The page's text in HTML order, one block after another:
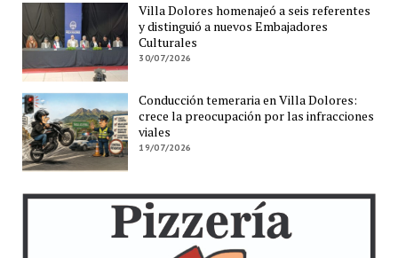
Villa Dolores homenajeó a seis referentes
y distinguió a nuevos Embajadores
Culturales
30/07/2026
Conducción temeraria en Villa Dolores:
crece la preocupación por las infracciones
viales
19/07/2026